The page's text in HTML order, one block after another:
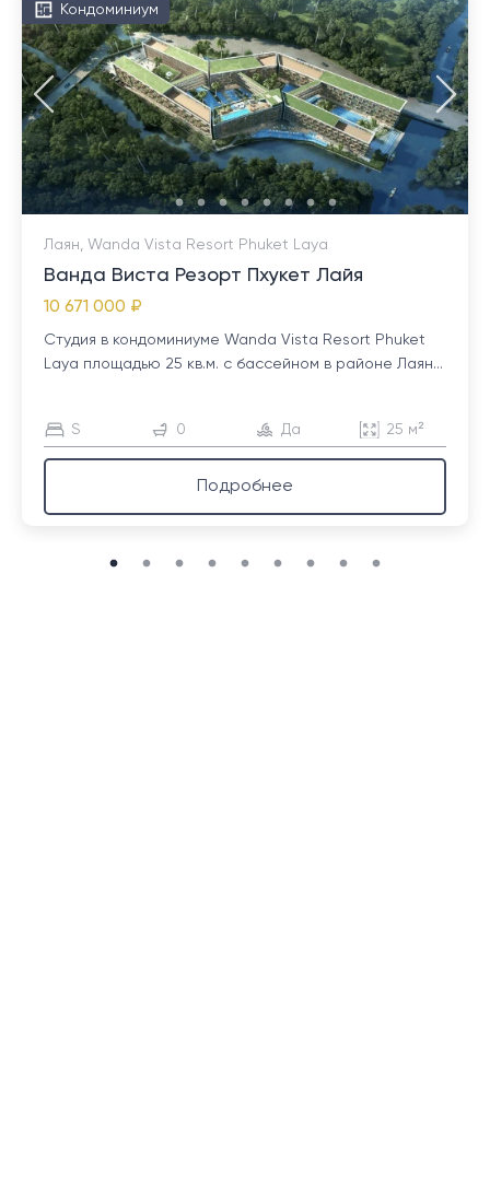
Кондоминиум
Лаян, Wanda Vista Resort Phuket Laya
Ванда Виста Резорт Пхукет Лайя
10 671 000 ₽
Студия в кондоминиуме Wanda Vista Resort Phuket
Laya площадью 25 кв.м. с бассейном в районе Лаян...
S 0 Да 25 м²
Подробнее